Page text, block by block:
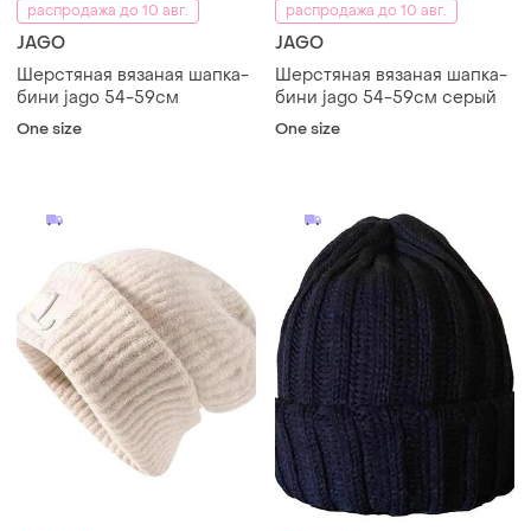
распродажа до 10 авг.
JAGO
Шерстяная вязаная шапка-
бини jago 54-59см
One size
распродажа до 10 авг.
JAGO
Шерстяная вязаная шапка-
бини jago 54-59см серый
One size